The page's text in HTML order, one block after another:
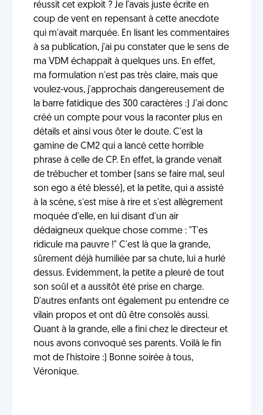
réussit cet exploit ? Je l'avais juste écrite en
coup de vent en repensant à cette anecdote
qui m'avait marquée. En lisant les commentaires
à sa publication, j'ai pu constater que le sens de
ma VDM échappait à quelques uns. En effet,
ma formulation n'est pas très claire, mais que
voulez-vous, j'approchais dangereusement de
la barre fatidique des 300 caractères :) J'ai donc
créé un compte pour vous la raconter plus en
détails et ainsi vous ôter le doute. C'est la
gamine de CM2 qui a lancé cette horrible
phrase à celle de CP. En effet, la grande venait
de trébucher et tomber (sans se faire mal, seul
son ego a été blessé), et la petite, qui a assisté
à la scène, s'est mise à rire et s'est allègrement
moquée d'elle, en lui disant d'un air
dédaigneux quelque chose comme : "T'es
ridicule ma pauvre !" C'est là que la grande,
sûrement déjà humiliée par sa chute, lui a hurlé
dessus. Evidemment, la petite a pleuré de tout
son soûl et a aussitôt été prise en charge.
D'autres enfants ont également pu entendre ce
vilain propos et ont dû être consolés aussi.
Quant à la grande, elle a fini chez le directeur et
nous avons convoqué ses parents. Voilà le fin
mot de l'histoire :) Bonne soirée à tous,
Véronique.